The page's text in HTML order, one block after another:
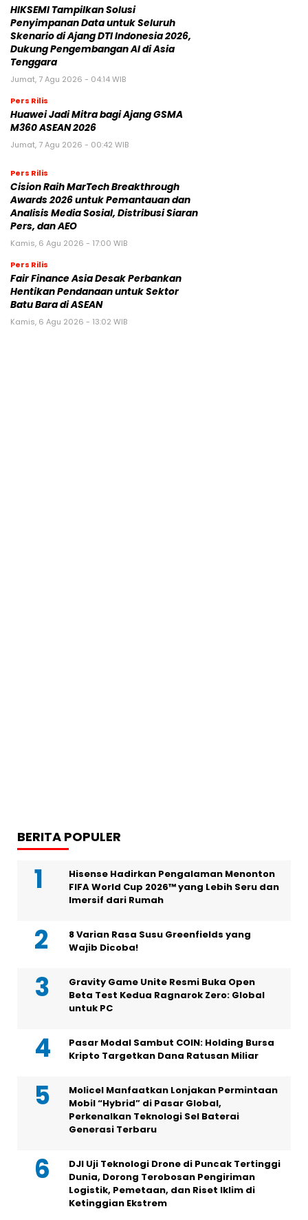
HIKSEMI Tampilkan Solusi
Penyimpanan Data untuk Seluruh
Skenario di Ajang DTI Indonesia 2026,
Dukung Pengembangan AI di Asia
Tenggara
Jumat, 7 Agu 2026 - 04:14 WIB
Pers Rilis
Huawei Jadi Mitra bagi Ajang GSMA
M360 ASEAN 2026
Jumat, 7 Agu 2026 - 00:42 WIB
Pers Rilis
Cision Raih MarTech Breakthrough
Awards 2026 untuk Pemantauan dan
Analisis Media Sosial, Distribusi Siaran
Pers, dan AEO
Kamis, 6 Agu 2026 - 17:00 WIB
Pers Rilis
Fair Finance Asia Desak Perbankan
Hentikan Pendanaan untuk Sektor
Batu Bara di ASEAN
Kamis, 6 Agu 2026 - 13:02 WIB
BERITA POPULER
Hisense Hadirkan Pengalaman Menonton
FIFA World Cup 2026™ yang Lebih Seru dan
Imersif dari Rumah
8 Varian Rasa Susu Greenfields yang
Wajib Dicoba!
Gravity Game Unite Resmi Buka Open
Beta Test Kedua Ragnarok Zero: Global
untuk PC
Pasar Modal Sambut COIN: Holding Bursa
Kripto Targetkan Dana Ratusan Miliar
Molicel Manfaatkan Lonjakan Permintaan
Mobil “Hybrid” di Pasar Global,
Perkenalkan Teknologi Sel Baterai
Generasi Terbaru
DJI Uji Teknologi Drone di Puncak Tertinggi
Dunia, Dorong Terobosan Pengiriman
Logistik, Pemetaan, dan Riset Iklim di
Ketinggian Ekstrem